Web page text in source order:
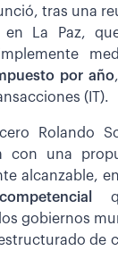
tras una
en La Paz,
por año
(IT).
Rolando
con una
alcanzable,
gobiernos
de